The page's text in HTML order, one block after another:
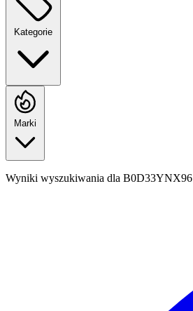
Kategorie
Marki
Wyniki wyszukiwania dla B0D33YNX96